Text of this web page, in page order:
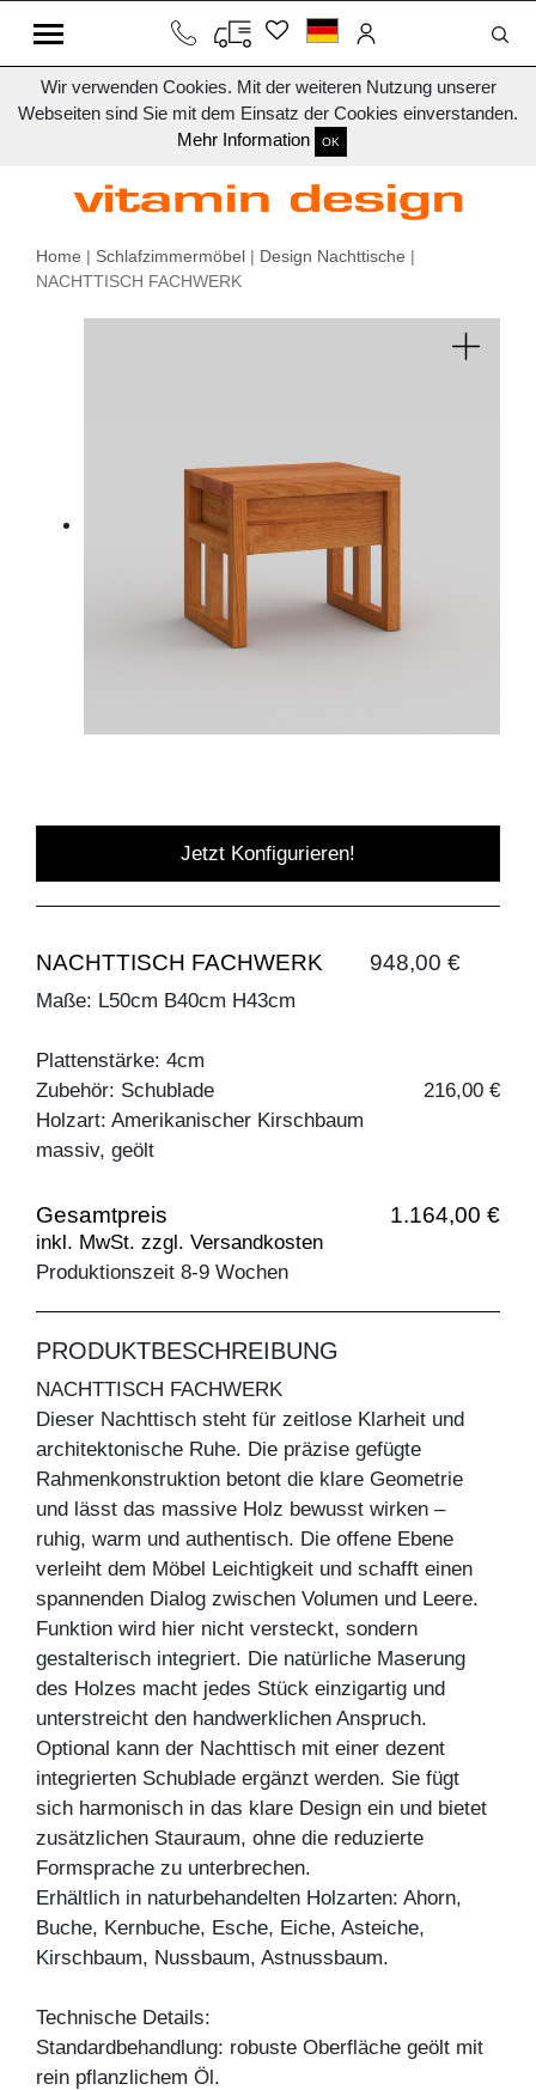
Wir verwenden Cookies. Mit der weiteren Nutzung unserer
Webseiten sind Sie mit dem Einsatz der Cookies einverstanden.
Mehr Information
OK
Home | Schlafzimmermöbel | Design Nachttische |
NACHTTISCH FACHWERK
Jetzt Konfigurieren!
NACHTTISCH FACHWERK 948,00 €
Maße: L50cm B40cm H43cm
Plattenstärke: 4cm
Zubehör: Schublade
216,00 €
Holzart: Amerikanischer Kirschbaum
massiv, geölt
Gesamtpreis 1.164,00 €
inkl. MwSt. zzgl. Versandkosten
Produktionszeit 8-9 Wochen
PRODUKTBESCHREIBUNG
NACHTTISCH FACHWERK
Dieser Nachttisch steht für zeitlose Klarheit und
architektonische Ruhe. Die präzise gefügte
Rahmenkonstruktion betont die klare Geometrie
und lässt das massive Holz bewusst wirken –
ruhig, warm und authentisch. Die offene Ebene
verleiht dem Möbel Leichtigkeit und schafft einen
spannenden Dialog zwischen Volumen und Leere.
Funktion wird hier nicht versteckt, sondern
gestalterisch integriert. Die natürliche Maserung
des Holzes macht jedes Stück einzigartig und
unterstreicht den handwerklichen Anspruch.
Optional kann der Nachttisch mit einer dezent
integrierten Schublade ergänzt werden. Sie fügt
sich harmonisch in das klare Design ein und bietet
zusätzlichen Stauraum, ohne die reduzierte
Formsprache zu unterbrechen.
Erhältlich in naturbehandelten Holzarten: Ahorn,
Buche, Kernbuche, Esche, Eiche, Asteiche,
Kirschbaum, Nussbaum, Astnussbaum.
Technische Details:
Standardbehandlung: robuste Oberfläche geölt mit
rein pflanzlichem Öl.